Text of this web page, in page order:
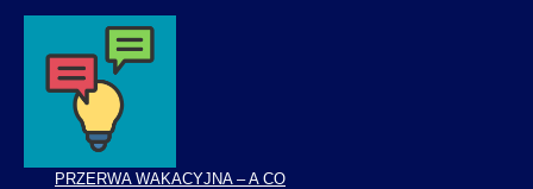
PRZERWA WAKACYJNA – A CO